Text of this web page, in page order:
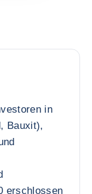
in
Bauxit),
erschlossen